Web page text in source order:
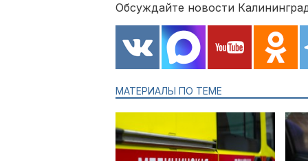
Обсуждайте новости
МАТЕРИАЛЫ ПО ТЕМЕ